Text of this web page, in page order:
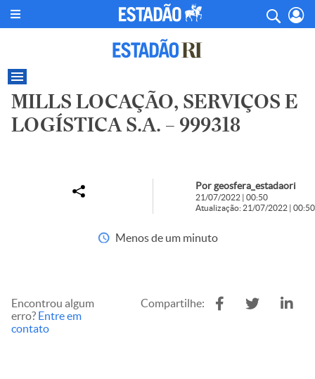
MILLS LOCAÇÃO, SERVIÇOS E
LOGÍSTICA S.A. – 999318
Por geosfera_estadaori
21/07/2022 | 00:50
Atualização: 21/07/2022 | 00:50
Menos de um minuto
Encontrou algum
erro? Entre em
contato
Compartilhe: